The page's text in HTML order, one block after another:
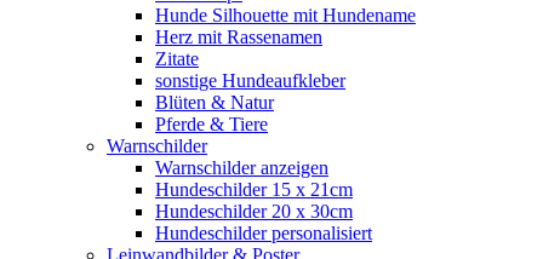
Hunde Silhouette mit Hundename
Herz mit Rassenamen
Zitate
sonstige Hundeaufkleber
Blüten & Natur
Pferde & Tiere
Warnschilder
Warnschilder anzeigen
Hundeschilder 15 x 21cm
Hundeschilder 20 x 30cm
Hundeschilder personalisiert
Leinwandbilder & Poster